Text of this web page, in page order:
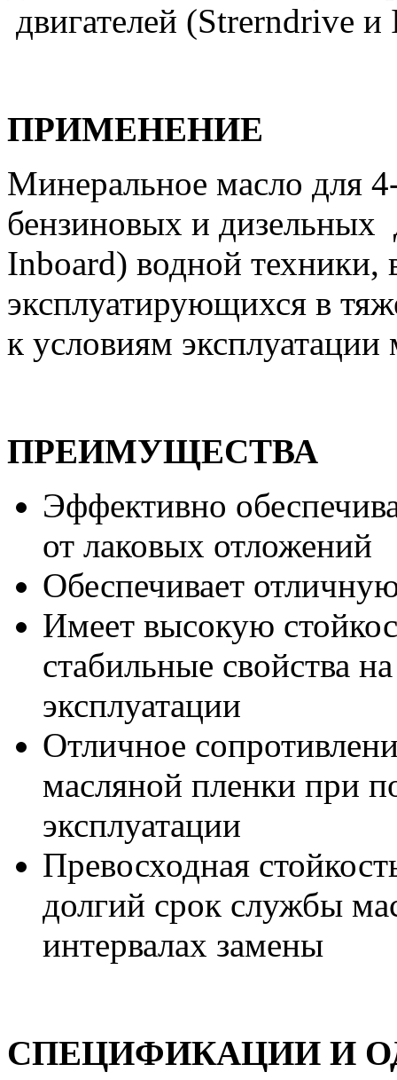
двигателей (Strerndrive
ПРИМЕНЕНИЕ
Минеральное масло для
бензиновых и дизельных
Inboard) водной техники,
эксплуатирующихся в
к условиям
ПРЕИМУЩЕСТВА
Эффективно
от лаковых отложений
Обеспечивает
Имеет высокую
стабильные свойства
эксплуатации
Отличное
масляной пленки при
эксплуатации
Превосходная
долгий срок службы
интервалах замены
СПЕЦИФИКАЦИИ И